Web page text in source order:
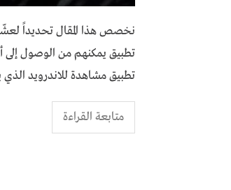
نخصص هذا المقال تحديداً
تطبيق يمكنهم من الوصول إلى
تطبيق مشاهدة للاندرويد
متابعة القراءة